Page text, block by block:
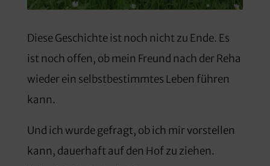
Diese Geschichte ist noch nicht zu Ende. Es
ist noch offen, ob mein Freund nach der Reha
wieder ein selbstbestimmtes Leben führen
kann.
Und ich wurde gefragt, ob ich mir vorstellen
kann, dauerhaft auf den Hof zu ziehen.